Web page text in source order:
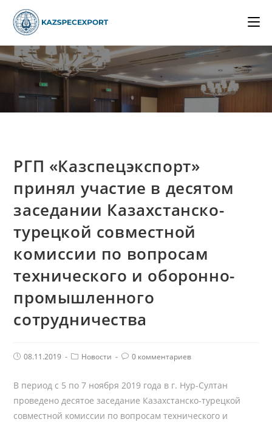
content
РГП «Казспецэкспорт»
принял участие в десятом
заседании Казахстанско-
турецкой совместной
комиссии по вопросам
технического и оборонно-
промышленного
сотрудничества
Post08.11.2019
PostНовости
Комментарии
0 комментариев
В период с 5 по 7 ноября 2019 года в г. Нур-Султан
проведено десятое заседание Казахстанско-турецкой
совместной комиссии по вопросам технического и